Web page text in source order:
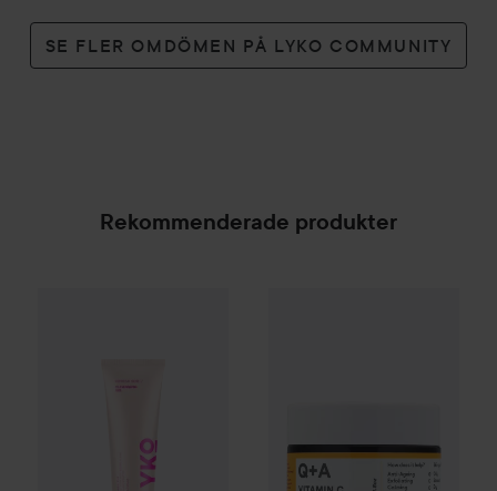
SE FLER OMDÖMEN PÅ LYKO COMMUNITY
Rekommenderade produkter